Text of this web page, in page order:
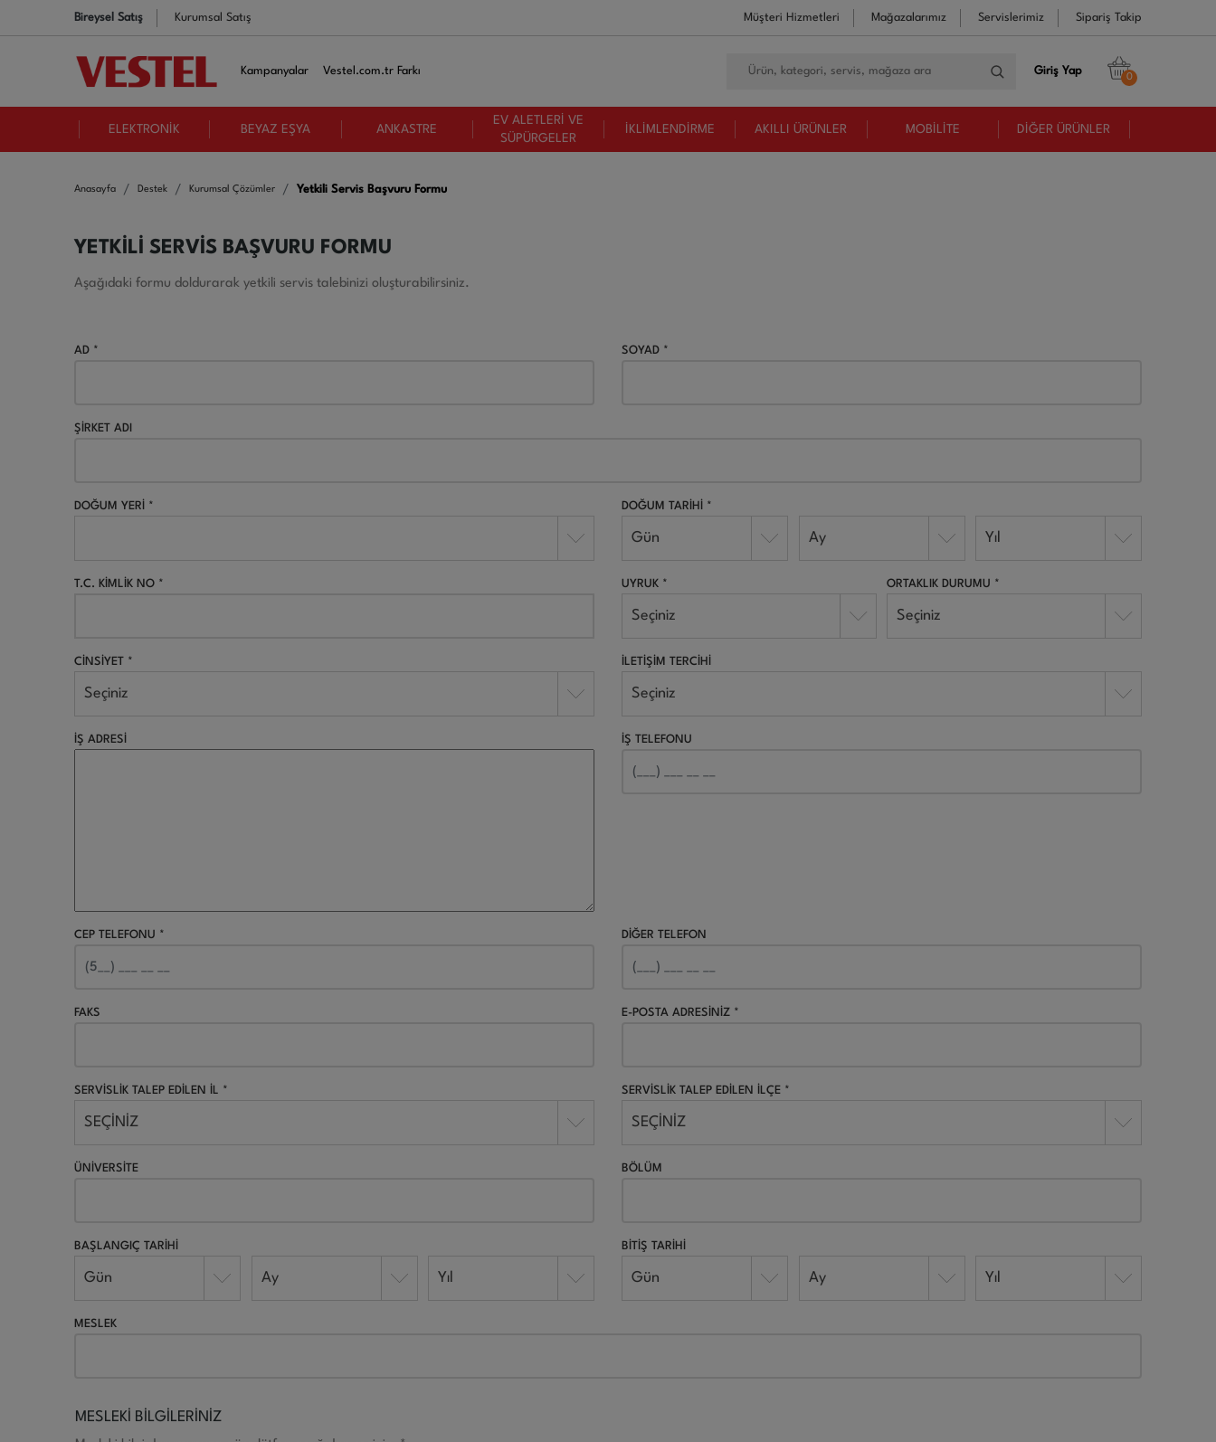
Bireysel Satış Kurumsal Satış Müşteri Hizmetleri Mağazalarımız Servislerimiz Sipariş Takip
Kampanyalar Vestel.com.tr Farkı Giriş Yap 0
ELEKTRONİK BEYAZ EŞYA ANKASTRE
EV ALETLERİ VE
SÜPÜRGELER
İKLİMLENDİRME AKILLI ÜRÜNLER MOBİLİTE DİĞER ÜRÜNLER
Anasayfa Destek Kurumsal Çözümler Yetkili Servis Başvuru Formu
YETKİLİ SERVİS BAŞVURU FORMU
Aşağıdaki formu doldurarak yetkili servis talebinizi oluşturabilirsiniz.
AD * SOYAD *
ŞİRKET ADI
DOĞUM YERİ * DOĞUM TARİHİ *
Gün Ay Yıl
T.C. KİMLİK NO * UYRUK *
Seçiniz
ORTAKLIK DURUMU *
Seçiniz
CİNSİYET *
Seçiniz
İLETİŞİM TERCİHİ
Seçiniz
İŞ ADRESİ İŞ TELEFONU
CEP TELEFONU * DİĞER TELEFON
FAKS E-POSTA ADRESİNİZ *
SERVİSLİK TALEP EDİLEN İL *
SEÇİNİZ
SERVİSLİK TALEP EDİLEN İLÇE *
SEÇİNİZ
ÜNİVERSİTE BÖLÜM
BAŞLANGIÇ TARİHİ
Gün Ay Yıl
BİTİŞ TARİHİ
Gün Ay Yıl
MESLEK
MESLEKİ BİLGİLERİNİZ